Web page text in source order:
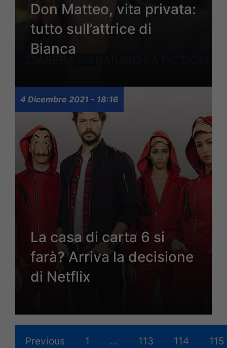
Don Matteo, vita privata:
tutto sull’attrice di
Bianca
4 Dicembre 2021 - 18:16
La casa di carta 6 si
farà? Arriva la decisione
di Netflix
Previous 1 … 113 114 115